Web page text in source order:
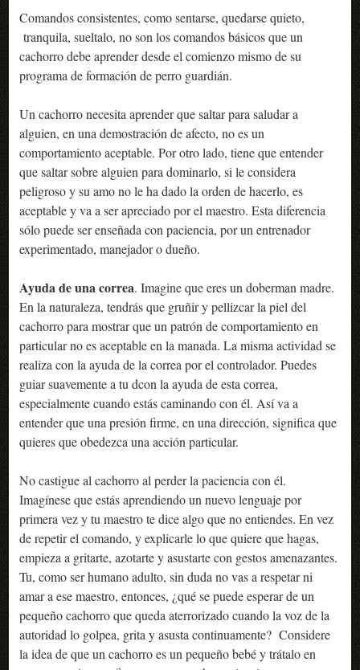
Comandos consistentes, como sentarse, quedarse quieto,
tranquila, sueltalo, no son los comandos básicos que un
cachorro debe aprender desde el comienzo mismo de su
programa de formación de perro guardián.
Un cachorro necesita aprender que saltar para saludar a
alguien, en una demostración de afecto, no es un
comportamiento aceptable. Por otro lado, tiene que entender
que saltar sobre alguien para dominarlo, si le considera
peligroso y su amo no le ha dado la orden de hacerlo, es
aceptable y va a ser apreciado por el maestro. Esta diferencia
sólo puede ser enseñada con paciencia, por un entrenador
experimentado, manejador o dueño.
Ayuda de una correa. Imagine que eres un doberman madre.
En la naturaleza, tendrás que gruñir y pellizcar la piel del
cachorro para mostrar que un patrón de comportamiento en
particular no es aceptable en la manada. La misma actividad se
realiza con la ayuda de la correa por el controlador. Puedes
guiar suavemente a tu dcon la ayuda de esta correa,
especialmente cuando estás caminando con él. Así va a
entender que una presión firme, en una dirección, significa que
quieres que obedezca una acción particular.
No castigue al cachorro al perder la paciencia con él.
Imagínese que estás aprendiendo un nuevo lenguaje por
primera vez y tu maestro te dice algo que no entiendes. En vez
de repetir el comando, y explicarle lo que quiere que hagas,
empieza a gritarte, azotarte y asustarte con gestos amenazantes.
Tu, como ser humano adulto, sin duda no vas a respetar ni
amar a ese maestro, entonces, ¿qué se puede esperar de un
pequeño cachorro que queda aterrorizado cuando la voz de la
autoridad lo golpea, grita y asusta continuamente? Considere
la idea de que un cachorro es un pequeño bebé y trátalo en